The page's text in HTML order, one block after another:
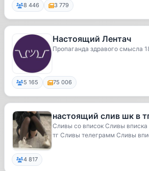
8 446 3 779
Настоящий Лентач
Пропаганда здравого смысла
5 165 75 006
настоящий слив шк в
Сливы со вписок Сливы
тг Сливы телеграмм Сливы
4 817